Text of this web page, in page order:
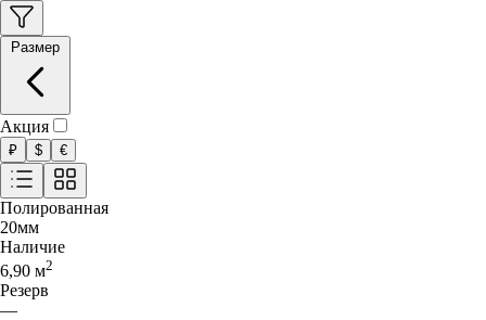
Акция
₽ $ €
Полированная
20мм
Наличие
6,90 м2
Резерв
—